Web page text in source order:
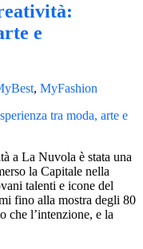
e
, MyFashion
a La Nuvola è stata una
la Capitale nella
talenti e icone del
fino alla mostra degli 80
che l’intenzione, e la